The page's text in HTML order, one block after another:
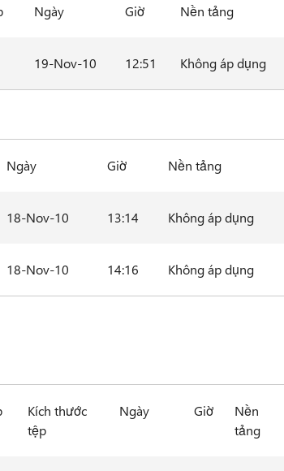
Ngày Giờ Nền tảng
19-Nov-10 12:51 Không áp dụng
Ngày Giờ Nền tảng
18-Nov-10 13:14 Không áp dụng
18-Nov-10 14:16 Không áp dụng
Kích thước
tệp
Ngày Giờ
Nền
tảng